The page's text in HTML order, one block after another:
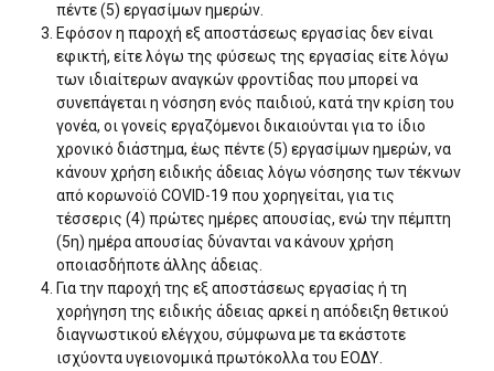
πέντε (5) εργασίμων ημερών.
Εφόσον η παροχή εξ αποστάσεως εργασίας δεν είναι
εφικτή, είτε λόγω της φύσεως της εργασίας είτε λόγω
των ιδιαίτερων αναγκών φροντίδας που μπορεί να
συνεπάγεται η νόσηση ενός παιδιού, κατά την κρίση του
γονέα, οι γονείς εργαζόμενοι δικαιούνται για το ίδιο
χρονικό διάστημα, έως πέντε (5) εργασίμων ημερών, να
κάνουν χρήση ειδικής άδειας λόγω νόσησης των τέκνων
από κορωνοϊό COVID-19 που χορηγείται, για τις
τέσσερις (4) πρώτες ημέρες απουσίας, ενώ την πέμπτη
(5η) ημέ­ρα απουσίας δύνανται να κάνουν χρήση
οποιασδήποτε άλλης άδειας.
Για την παροχή της εξ αποστάσεως εργασίας ή τη
χορήγηση της ειδικής άδειας αρκεί η απόδειξη θετικού
διαγνωστικού ελέγχου, σύμφωνα με τα εκάστοτε
ισχύοντα υγειονομικά πρωτόκολλα του ΕΟΔΥ.